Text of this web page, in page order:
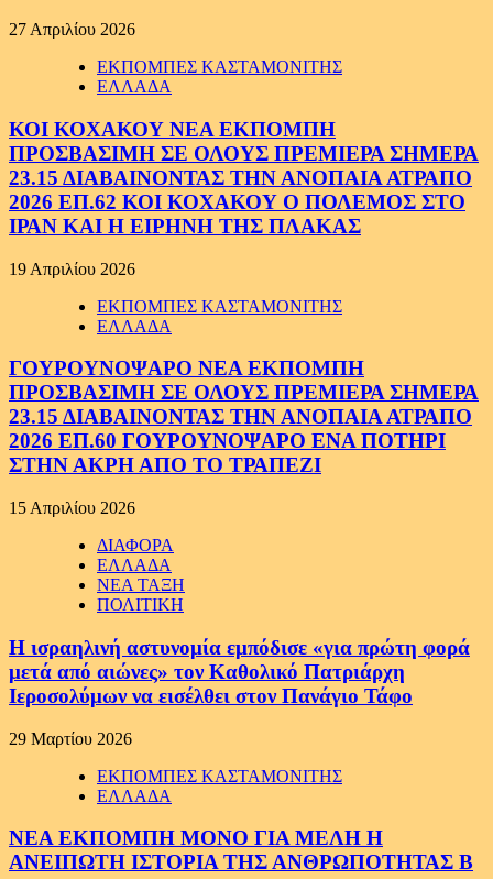
27 Απριλίου 2026
ΕΚΠΟΜΠΕΣ ΚΑΣΤΑΜΟΝΙΤΗΣ
ΕΛΛΑΔΑ
ΚΟΙ ΚΟΧΑΚΟΥ ΝΕΑ ΕΚΠΟΜΠΗ
ΠΡΟΣΒΑΣΙΜΗ ΣΕ ΟΛΟΥΣ ΠΡΕΜΙΕΡΑ ΣΗΜΕΡΑ
23.15 ΔΙΑΒΑΙΝΟΝΤΑΣ ΤΗΝ ΑΝΟΠΑΙΑ ΑΤΡΑΠΟ
2026 ΕΠ.62 ΚΟΙ ΚΟΧΑΚΟΥ Ο ΠΟΛΕΜΟΣ ΣΤΟ
ΙΡΑΝ ΚΑΙ Η ΕΙΡΗΝΗ ΤΗΣ ΠΛΑΚΑΣ
19 Απριλίου 2026
ΕΚΠΟΜΠΕΣ ΚΑΣΤΑΜΟΝΙΤΗΣ
ΕΛΛΑΔΑ
ΓΟΥΡΟΥΝΟΨΑΡΟ ΝΕΑ ΕΚΠΟΜΠΗ
ΠΡΟΣΒΑΣΙΜΗ ΣΕ ΟΛΟΥΣ ΠΡΕΜΙΕΡΑ ΣΗΜΕΡΑ
23.15 ΔΙΑΒΑΙΝΟΝΤΑΣ ΤΗΝ ΑΝΟΠΑΙΑ ΑΤΡΑΠΟ
2026 ΕΠ.60 ΓΟΥΡΟΥΝΟΨΑΡΟ ΕΝΑ ΠΟΤΗΡΙ
ΣΤΗΝ ΑΚΡΗ ΑΠΟ ΤΟ ΤΡΑΠΕΖΙ
15 Απριλίου 2026
ΔΙΑΦΟΡΑ
ΕΛΛΑΔΑ
ΝΕΑ ΤΑΞΗ
ΠΟΛΙΤΙΚΗ
Η ισραηλινή αστυνομία εμπόδισε «για πρώτη φορά
μετά από αιώνες» τον Καθολικό Πατριάρχη
Ιεροσολύμων να εισέλθει στον Πανάγιο Τάφο
29 Μαρτίου 2026
ΕΚΠΟΜΠΕΣ ΚΑΣΤΑΜΟΝΙΤΗΣ
ΕΛΛΑΔΑ
ΝΕΑ ΕΚΠΟΜΠΗ ΜΟΝΟ ΓΙΑ ΜΕΛΗ Η
ΑΝΕΙΠΩΤΗ ΙΣΤΟΡΙΑ ΤΗΣ ΑΝΘΡΩΠΟΤΗΤΑΣ Β